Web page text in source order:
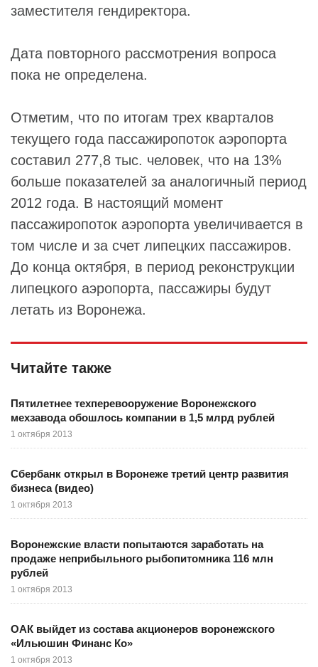
заместителя гендиректора.
Дата повторного рассмотрения вопроса
пока не определена.
Отметим, что по итогам трех кварталов
текущего года пассажиропоток аэропорта
составил 277,8 тыс. человек, что на 13%
больше показателей за аналогичный период
2012 года. В настоящий момент
пассажиропоток аэропорта увеличивается в
том числе и за счет липецких пассажиров.
До конца октября, в период реконструкции
липецкого аэропорта, пассажиры будут
летать из Воронежа.
Читайте также
Пятилетнее техперевооружение Воронежского
мехзавода обошлось компании в 1,5 млрд рублей
1 октября 2013
Сбербанк открыл в Воронеже третий центр развития
бизнеса (видео)
1 октября 2013
Воронежские власти попытаются заработать на
продаже неприбыльного рыбопитомника 116 млн
рублей
1 октября 2013
ОАК выйдет из состава акционеров воронежского
«Ильюшин Финанс Ко»
1 октября 2013